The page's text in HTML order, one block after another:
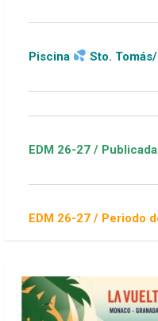
Tomás/ lu. a vi. (13-
Publicadas Normas, Guía
Periodo de